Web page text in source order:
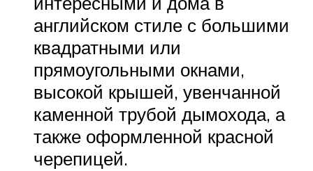
английском стиле с большими
квадратными или
прямоугольными окнами,
высокой крышей, увенчанной
каменной трубой дымохода, а
также оформленной красной
черепицей.